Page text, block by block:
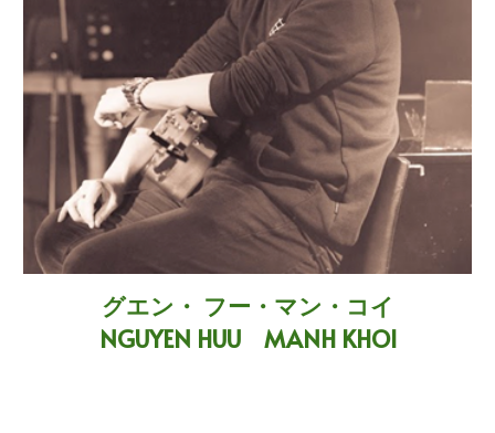
グエン・ フー・マン・コイ
NGUYEN HUU MANH KHOI